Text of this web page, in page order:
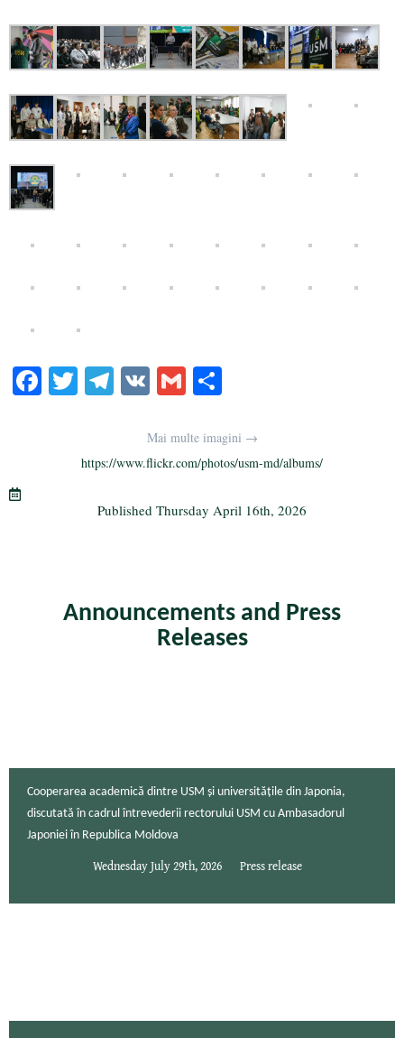
Fa T
r
Te
a
m
V G
ailre
Mai multe imagini →
https://www.flickr.com/photos/usm-md/albums/
Published Thursday April 16th, 2026
Announcements and Press
Releases
Cooperarea academică dintre USM și universitățile din Japonia,
discutată în cadrul întrevederii rectorului USM cu Ambasadorul
Japoniei în Republica Moldova
Wednesday July 29th, 2026 Press release